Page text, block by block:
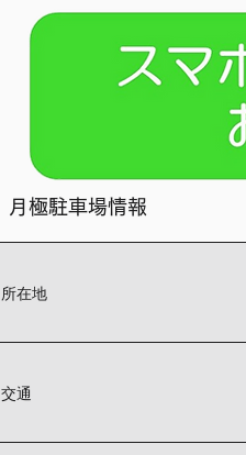
月極駐車場情報
所在地
交通